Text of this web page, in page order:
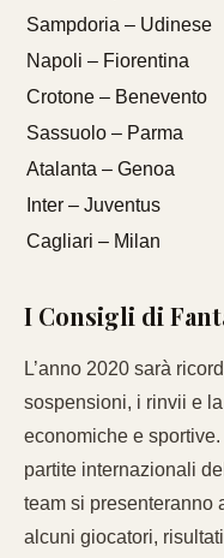
Sampdoria – Udinese
Napoli – Fiorentina
Crotone – Benevento
Sassuolo – Parma
Atalanta – Genoa
Inter – Juventus
Cagliari – Milan
I Consigli di
L’anno 2020 sarà
sospensioni, i rinvii e
economiche e
partite internazionali
team si presenteranno
alcuni giocatori,